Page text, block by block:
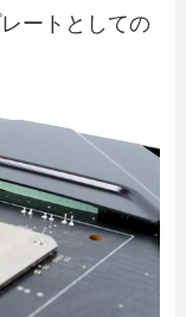
ートとしての